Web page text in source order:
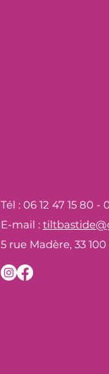
Tél : 06 12 47 15 80 -
E-mail :
5 rue Madère, 33